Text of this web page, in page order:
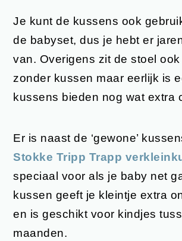
Je kunt de kussens ook
de babyset, dus je hebt er
van. Overigens zit de stoel ook
zonder kussen maar eerlijk is
kussens bieden nog wat extra
Er is naast de ‘gewone’
Stokke Tripp Trapp
speciaal voor als je baby net
kussen geeft je kleintje extra
en is geschikt voor kindjes
maanden.